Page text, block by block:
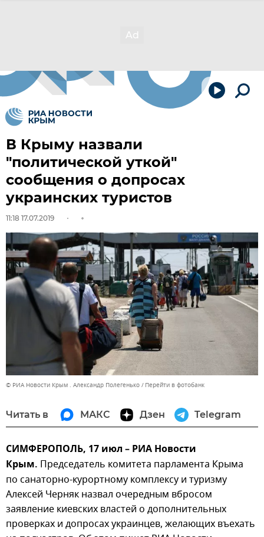
В Крыму назвали
"политической уткой"
сообщения о допросах
украинских туристов
11:18 17.07.2019
© РИА Новости Крым . Александр Полегенько Перейти в фотобанк
Читать в МАКС Дзен Telegram
СИМФЕРОПОЛЬ, 17 июл – РИА Новости
Крым. Председатель комитета парламента Крыма
по санаторно-курортному комплексу и туризму
Алексей Черняк назвал очередным вбросом
заявление киевских властей о дополнительных
проверках и допросах украинцев, желающих въехать